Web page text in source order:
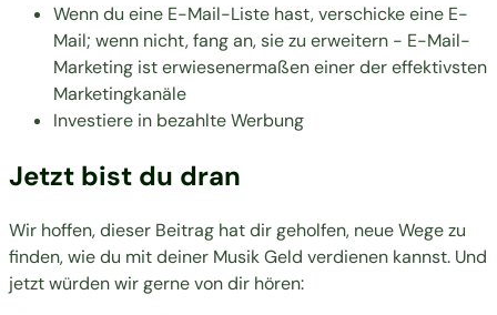
Wenn du eine E-Mail-Liste hast, verschicke eine E-
Mail; wenn nicht, fang an, sie zu erweitern - E-Mail-
Marketing ist erwiesenermaßen einer der effektivsten
Marketingkanäle
Investiere in bezahlte Werbung
Jetzt bist du dran
Wir hoffen, dieser Beitrag hat dir geholfen, neue Wege zu
finden, wie du mit deiner Musik Geld verdienen kannst. Und
jetzt würden wir gerne von dir hören: